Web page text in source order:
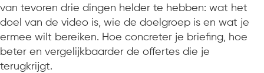
van tevoren drie dingen helder te hebben: wat het
doel van de video is, wie de doelgroep is en wat je
ermee wilt bereiken. Hoe concreter je briefing, hoe
beter en vergelijkbaarder de offertes die je
terugkrijgt.